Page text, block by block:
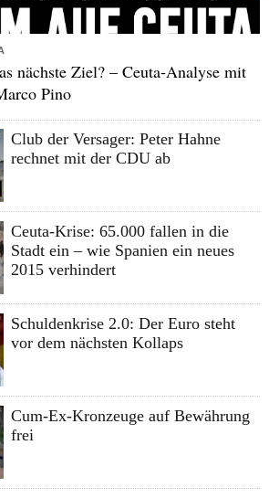
nächste Ziel? – Ceuta-Analyse mit
Pino
Club der Versager: Peter Hahne
rechnet mit der CDU ab
Ceuta-Krise: 65.000 fallen in die
Stadt ein – wie Spanien ein neues
2015 verhindert
Schuldenkrise 2.0: Der Euro steht
vor dem nächsten Kollaps
Cum-Ex-Kronzeuge auf Bewährung
frei